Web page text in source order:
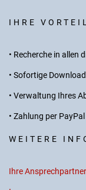
IHRE
• Recherche in allen
• Sofortige
• Verwaltung Ihres
• Zahlung per PayPal
WEITERE
Ihre Ansprechpartner